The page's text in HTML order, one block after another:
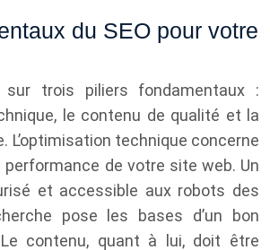
du SEO pour votre
sur trois piliers fondamentaux :
le contenu de qualité et la
L’optimisation technique concerne
de votre site web. Un
et accessible aux robots des
pose les bases d’un bon
contenu, quant à lui, doit être